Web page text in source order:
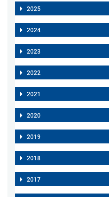
2025
2024
2023
2022
2021
2020
2019
2018
2017